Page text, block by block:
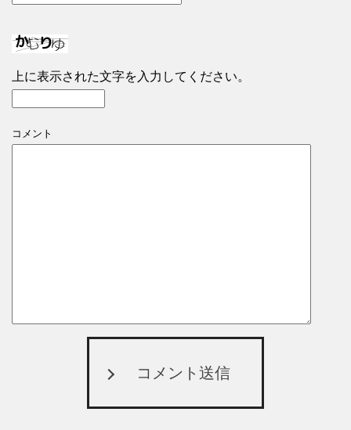
上に表示された文字を入力してください。
コメント
コメント送信